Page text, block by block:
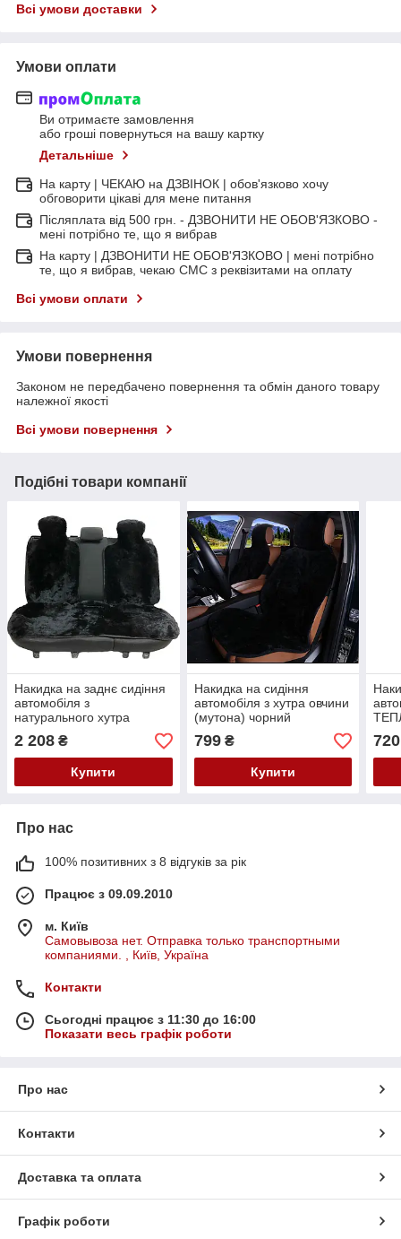
Всі умови доставки
Умови оплати
Ви отримаєте замовлення
або гроші повернуться на вашу картку
Детальніше
На карту | ЧЕКАЮ на ДЗВІНОК | обов'язково хочу
обговорити цікаві для мене питання
Післяплата від 500 грн. - ДЗВОНИТИ НЕ ОБОВ'ЯЗКОВО -
мені потрібно те, що я вибрав
На карту | ДЗВОНИТИ НЕ ОБОВ'ЯЗКОВО | мені потрібно
те, що я вибрав, чекаю СМС з реквізитами на оплату
Всі умови оплати
Умови повернення
Законом не передбачено повернення та обмін даного товару
належної якості
Всі умови повернення
Подібні товари компанії
Накидка на заднє сидіння
автомобіля з
натурального хутра
2 208 ₴
Купити
Накидка на сидіння
автомобіля з хутра овчини
(мутона) чорний
799₴
Купити
720
Про нас
100% позитивних з 8 відгуків за рік
Працює з 09.09.2010
м. Київ
Самовывоза нет. Отправка только транспортными
компаниями. , Київ, Україна
Контакти
Сьогодні працює з 11:30 до 16:00
Показати весь графік роботи
Про нас
Контакти
Доставка та оплата
Графік роботи